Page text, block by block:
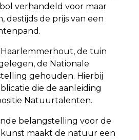
verhandeld voor maar
destijds de prijs van een
Haarlemmerhout, de tuin
de Nationale
gehouden. Hierbij
die de aanleiding
Natuurtalenten.
belangstelling voor de
maakt de natuur een